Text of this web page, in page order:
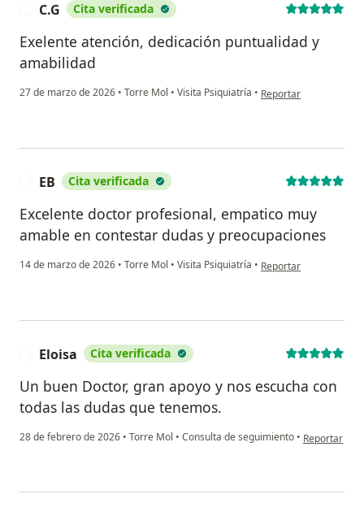
C.G Cita verificada
Exelente atención, dedicación puntualidad y
amabilidad
27 de marzo de 2026 • Torre Mol • Visita Psiquiatría • en opinión del usuario
Reportar
EB Cita verificada
Excelente doctor profesional, empatico muy
amable en contestar dudas y preocupaciones
14 de marzo de 2026 • Torre Mol • Visita Psiquiatría • en opinión del usuario
Reportar
Eloisa Cita verificada
Un buen Doctor, gran apoyo y nos escucha con
todas las dudas que tenemos.
28 de febrero de 2026 • Torre Mol • Consulta de seguimiento • en opinión
Reportar